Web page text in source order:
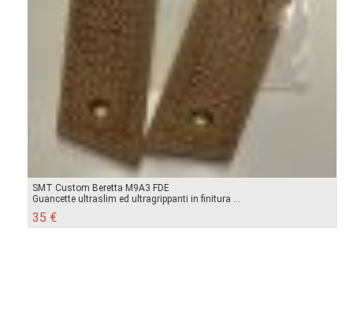
SMT Custom Beretta M9A3 FDE
Guancette ultraslim ed ultragrippanti in finitura ...
35 €